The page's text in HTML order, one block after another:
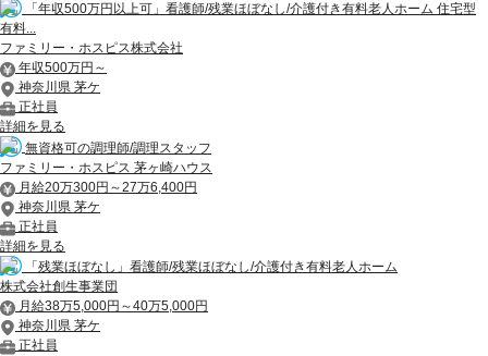
「年収500万円以上可」看護師/残業ほぼなし/介護付き有料老人ホーム 住宅型
有料...
ファミリー・ホスピス株式会社
年収500万円～
神奈川県 茅ケ
正社員
詳細を見る
無資格可の調理師/調理スタッフ
ファミリー・ホスピス 茅ヶ崎ハウス
月給20万300円～27万6,400円
神奈川県 茅ケ
正社員
詳細を見る
「残業ほぼなし」看護師/残業ほぼなし/介護付き有料老人ホーム
株式会社創生事業団
月給38万5,000円～40万5,000円
神奈川県 茅ケ
正社員